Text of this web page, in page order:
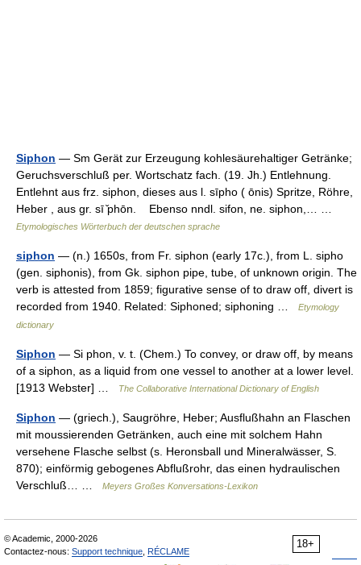
Siphon — Sm Gerät zur Erzeugung kohlesäurehaltiger Getränke;
Geruchsverschluß per. Wortschatz fach. (19. Jh.) Entlehnung.
Entlehnt aus frz. siphon, dieses aus l. sīpho ( ōnis) Spritze, Röhre,
Heber , aus gr. sī ̌phōn. Ebenso nndl. sifon, ne. siphon,… …
Etymologisches Wörterbuch der deutschen sprache
siphon — (n.) 1650s, from Fr. siphon (early 17c.), from L. sipho
(gen. siphonis), from Gk. siphon pipe, tube, of unknown origin. The
verb is attested from 1859; figurative sense of to draw off, divert is
recorded from 1940. Related: Siphoned; siphoning …
Etymology
dictionary
Siphon — Si phon, v. t. (Chem.) To convey, or draw off, by means
of a siphon, as a liquid from one vessel to another at a lower level.
[1913 Webster] …
The Collaborative International Dictionary of English
Siphon — (griech.), Saugröhre, Heber; Ausflußhahn an Flaschen
mit moussierenden Getränken, auch eine mit solchem Hahn
versehene Flasche selbst (s. Heronsball und Mineralwässer, S.
870); einförmig gebogenes Abflußrohr, das einen hydraulischen
Verschluß… …
Meyers Großes Konversations-Lexikon
18+
© Academic, 2000-2026
Contactez-nous: Support technique RÉCLAME